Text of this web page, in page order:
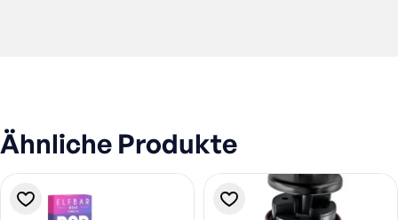
Ähnliche Produkte